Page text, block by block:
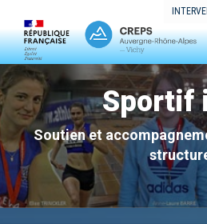
Sportif
Soutien et